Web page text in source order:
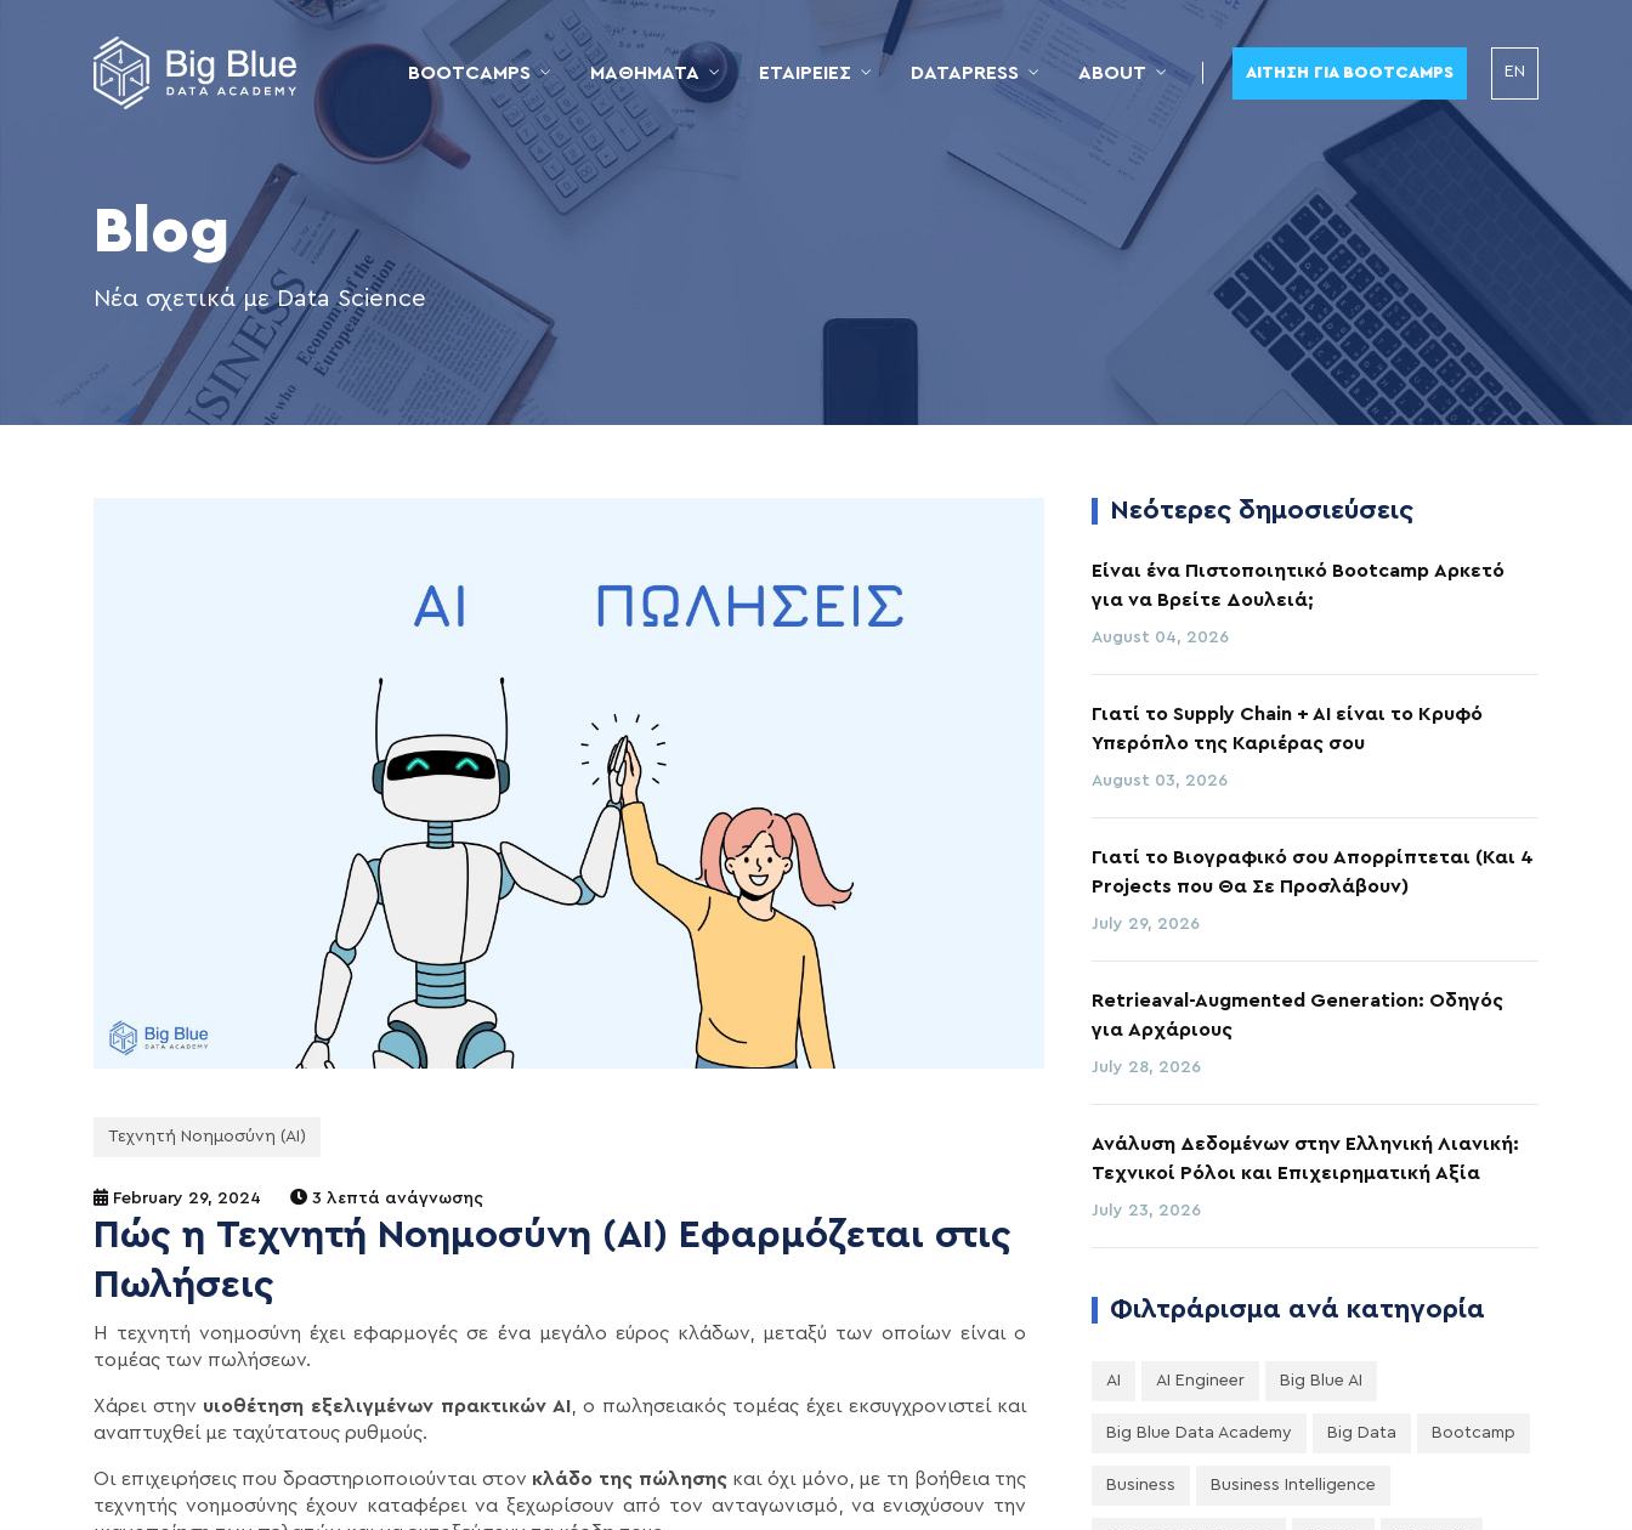
BOOTCAMPS ΜΑΘΉΜΑΤΑ ΕΤΑΙΡΕΊΕΣ DATAPRESS ABOUT ΑΊΤΗΣΗ ΓΙΑ BOOTCAMPS EN
Blog
Νέα σχετικά με Data Science
Τεχνητή Νοημοσύνη (AI)
February 29, 2024 3 λεπτά ανάγνωσης
Πώς η Τεχνητή Νοημοσύνη (AI) Εφαρμόζεται στις
Πωλήσεις
Η τεχνητή νοημοσύνη έχει εφαρμογές σε ένα μεγάλο εύρος κλάδων, μεταξύ των οποίων είναι ο
τομέας των πωλήσεων.
Χάρει στην υιοθέτηση εξελιγμένων πρακτικών AI , ο πωλησειακός τομέας έχει εκσυγχρονιστεί και
αναπτυχθεί με ταχύτατους ρυθμούς.
Οι επιχειρήσεις που δραστηριοποιούνται στον κλάδο της πώλησηςκαι όχι μόνο, με τη βοήθεια της
τεχνητής νοημοσύνης έχουν καταφέρει να ξεχωρίσουν από τον ανταγωνισμό, να ενισχύσουν την
Νεότερες δημοσιεύσεις
Είναι ένα Πιστοποιητικό Bootcamp Αρκετό
για να Βρείτε Δουλειά;
August 04, 2026
Γιατί το Supply Chain + AI είναι το Κρυφό
Υπερόπλο της Καριέρας σου
August 03, 2026
Γιατί το Βιογραφικό σου Απορρίπτεται (Και 4
Projects που Θα Σε Προσλάβουν)
July 29, 2026
Retrieaval-Augmented Generation: Οδηγός
για Αρχάριους
July 28, 2026
Ανάλυση Δεδομένων στην Ελληνική Λιανική:
Τεχνικοί Ρόλοι και Επιχειρηματική Αξία
July 23, 2026
Φιλτράρισμα ανά κατηγορία
AI AI Engineer Big Blue AI
Big Blue Data Academy Big Data Bootcamp
Business Business Intelligence